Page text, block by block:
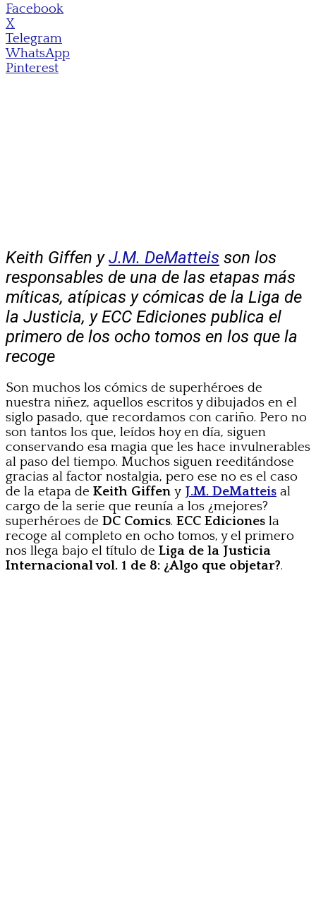
Facebook
X
Telegram
WhatsApp
Pinterest
Keith Giffen yJ.M. DeMatteis son los
responsables de una de las etapas más
míticas, atípicas y cómicas de la Liga de
la Justicia, y ECC Ediciones publica el
primero de los ocho tomos en los que la
recoge
Son muchos los cómics de superhéroes de
nuestra niñez, aquellos escritos y dibujados en el
siglo pasado, que recordamos con cariño. Pero no
son tantos los que, leídos hoy en día, siguen
conservando esa magia que les hace invulnerables
al paso del tiempo. Muchos siguen reeditándose
gracias al factor nostalgia, pero ese no es el caso
de la etapa de Keith Giffen y J.M. DeMatteis al
cargo de la serie que reunía a los ¿mejores?
superhéroes de DC Comics. ECC Ediciones la
recoge al completo en ocho tomos, y el primero
nos llega bajo el título de Liga de la Justicia
Internacional vol. 1 de 8: ¿Algo que objetar?.